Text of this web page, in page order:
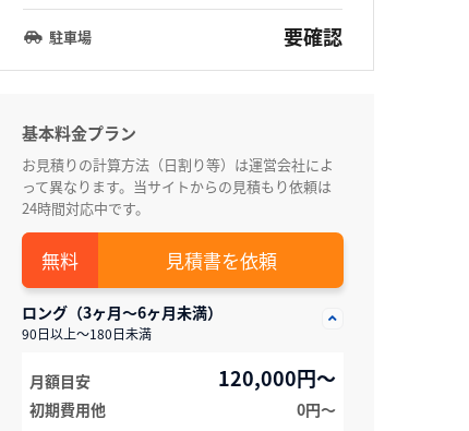
駐車場 要確認
基本料金プラン
お見積りの計算方法（日割り等）は運営会社によ
って異なります。当サイトからの見積もり依頼は
24時間対応中です。
見積書を依頼
ロング（3ヶ月～6ヶ月未満）
90日以上～180日未満
月額目安 120,000円～
初期費用他
0円〜